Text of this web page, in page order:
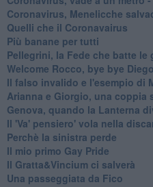
Coronavirus, Menelicche
Quelli che il Coronavairus
Più banane per tutti
Pellegrini, la Fede che batte le
Welcome Rocco, bye bye Diego
Il falso invalido e l'esempio di
Arianna e Giorgio, una coppia
Genova, quando la Lanterna
Il 'Va' pensiero' vola nella
Perchè la sinistra perde
Il mio primo Gay Pride
Il Gratta&Vincium ci salverà
Una passeggiata da Fico